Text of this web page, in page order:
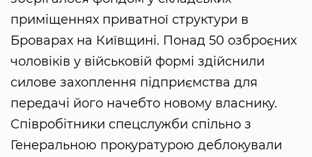
приміщеннях приватної структури в
Броварах на Київщині. Понад 50 озброєних
чоловіків у військовій формі здійснили
силове захоплення підприємства для
передачі його начебто новому власнику.
Співробітники спецслужби спільно з
Генеральною прокуратурою деблокували